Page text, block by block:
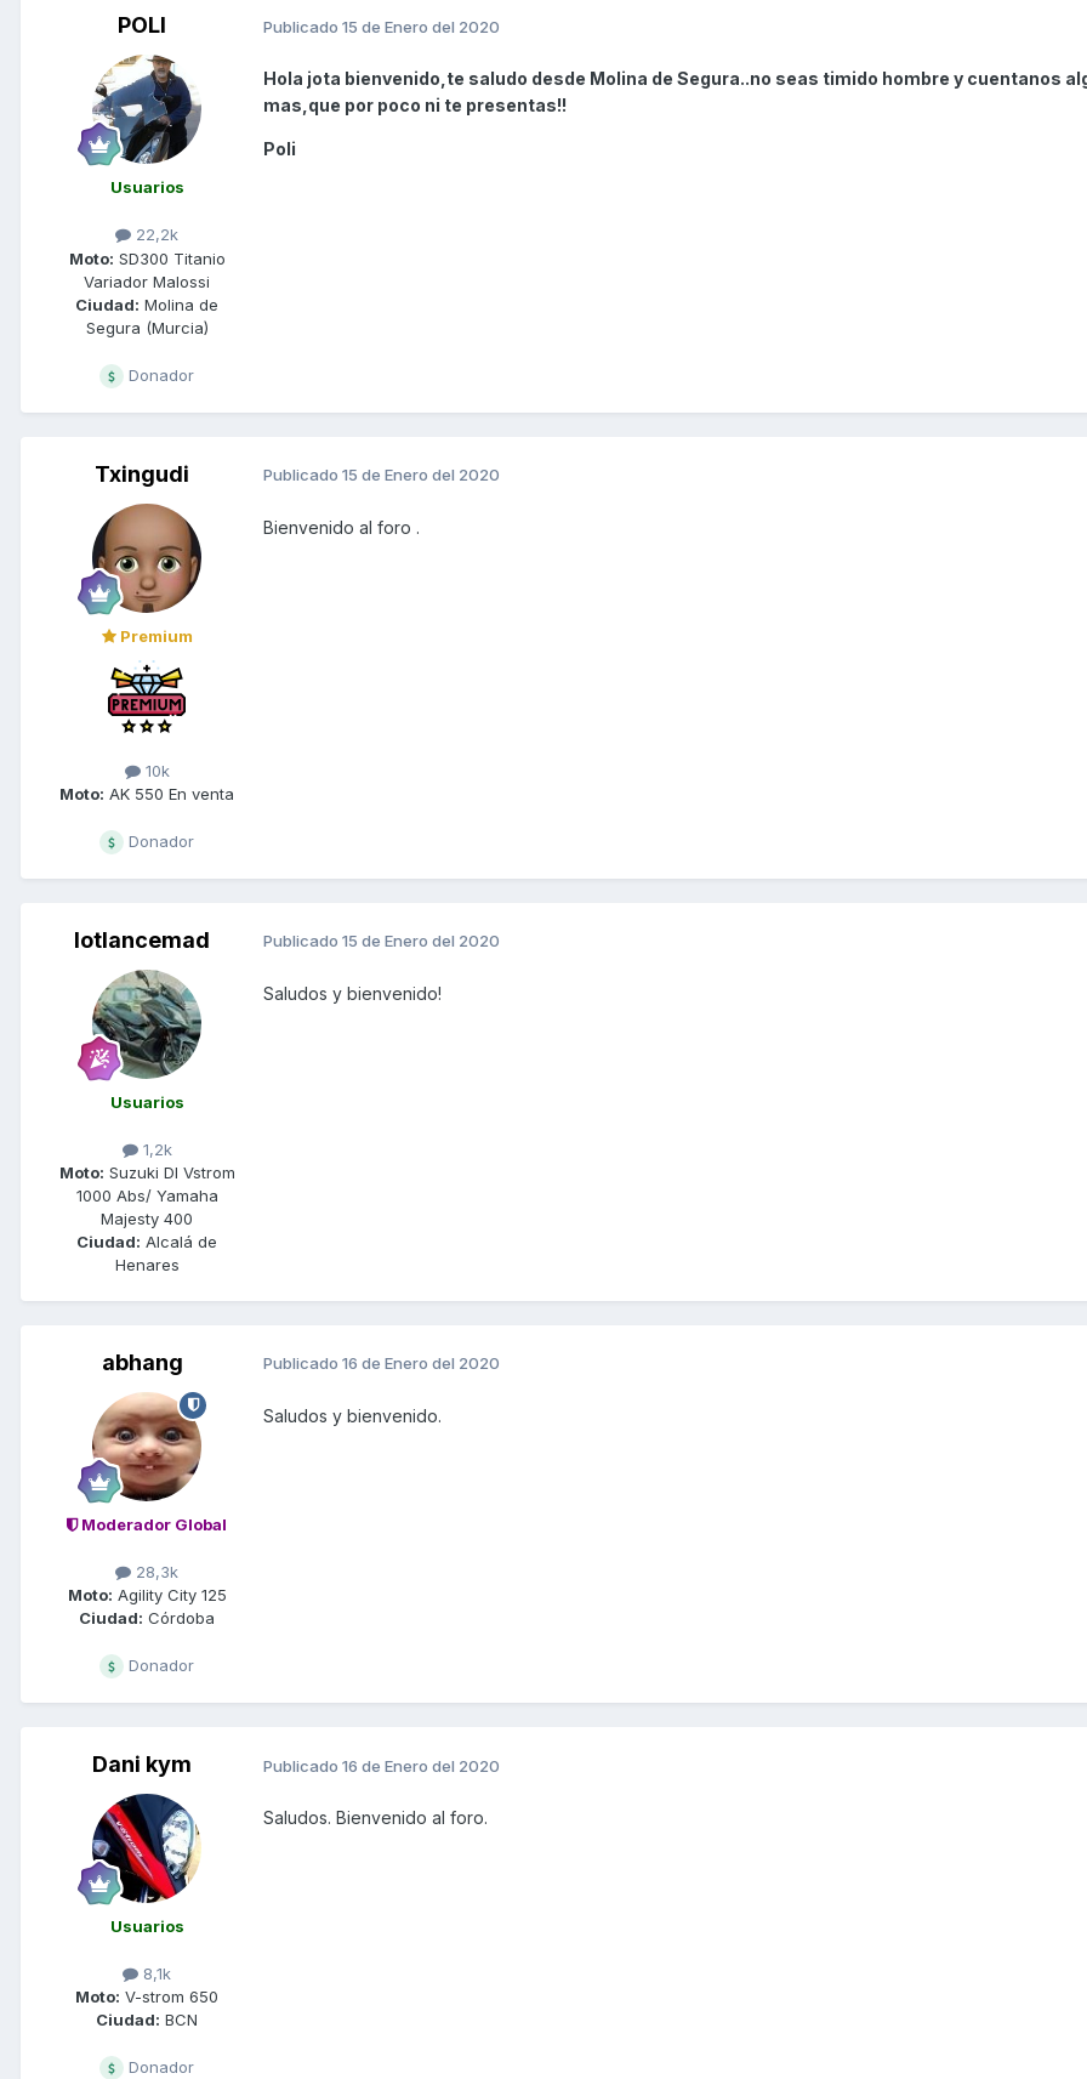
POLI
Usuarios
22,2k
Moto: SD300 Titanio
Variador Malossi
Ciudad: Molina de
Segura (Murcia)
Donador
Publicado 15 de Enero del 2020
Hola jota bienvenido,te saludo desde Molina de Segura..no seas timido hombre y cuentanos
mas,que por poco ni te presentas!!
Poli
Txingudi
Premium
10k
Moto: AK 550 En venta
Donador
Publicado 15 de Enero del 2020
Bienvenido al foro .
lotlancemad
Usuarios
1,2k
Moto: Suzuki Dl Vstrom
1000 Abs/ Yamaha
Majesty 400
Ciudad: Alcalá de
Henares
Publicado 15 de Enero del 2020
Saludos y bienvenido!
abhang
Moderador Global
28,3k
Moto: Agility City 125
Ciudad: Córdoba
Donador
Publicado 16 de Enero del 2020
Saludos y bienvenido.
Dani kym
Usuarios
8,1k
Moto: V-strom 650
Ciudad: BCN
Donador
Publicado 16 de Enero del 2020
Saludos. Bienvenido al foro.